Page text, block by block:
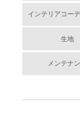
インテリアコー
生地
メンテナ